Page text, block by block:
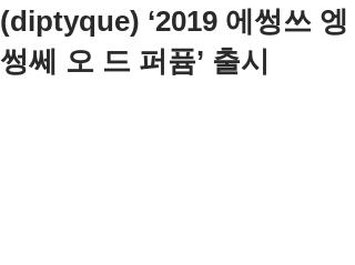
(diptyque) ‘2019 에썽쓰 엥
썽쎄 오 드 퍼퓸’ 출시